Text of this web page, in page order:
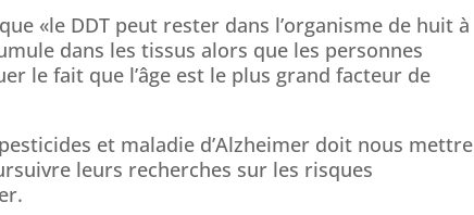
«le DDT peut rester dans l’organisme de huit à
dans les tissus alors que les personnes
le fait que l’âge est le plus grand facteur de
et maladie d’Alzheimer doit nous mettre
leurs recherches sur les risques